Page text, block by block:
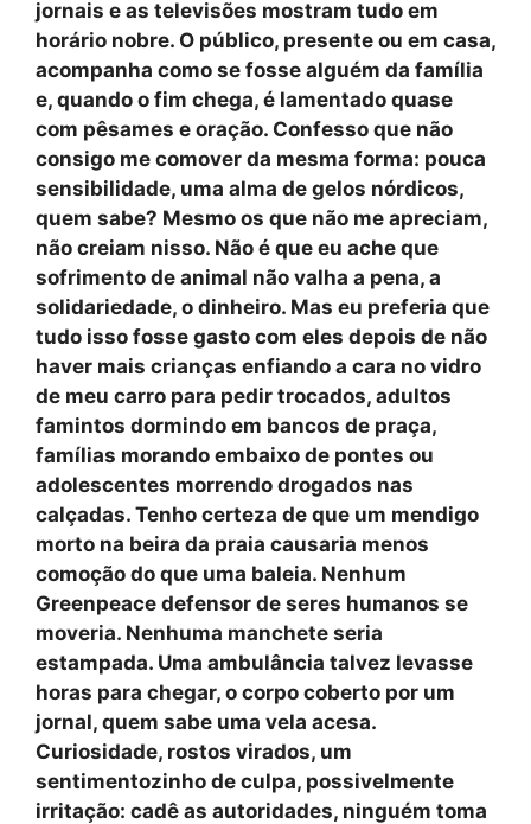
jornais e as televisões mostram tudo em
horário nobre. O público, presente ou em casa,
acompanha como se fosse alguém da família
e, quando o fim chega, é lamentado quase
com pêsames e oração. Confesso que não
consigo me comover da mesma forma: pouca
sensibilidade, uma alma de gelos nórdicos,
quem sabe? Mesmo os que não me apreciam,
não creiam nisso. Não é que eu ache que
sofrimento de animal não valha a pena, a
solidariedade, o dinheiro. Mas eu preferia que
tudo isso fosse gasto com eles depois de não
haver mais crianças enfiando a cara no vidro
de meu carro para pedir trocados, adultos
famintos dormindo em bancos de praça,
famílias morando embaixo de pontes ou
adolescentes morrendo drogados nas
calçadas. Tenho certeza de que um mendigo
morto na beira da praia causaria menos
comoção do que uma baleia. Nenhum
Greenpeace defensor de seres humanos se
moveria. Nenhuma manchete seria
estampada. Uma ambulância talvez levasse
horas para chegar, o corpo coberto por um
jornal, quem sabe uma vela acesa.
Curiosidade, rostos virados, um
sentimentozinho de culpa, possivelmente
irritação: cadê as autoridades, ninguém toma